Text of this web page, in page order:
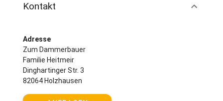
Kontakt
Adresse
Zum Dammerbauer
Familie Heitmeir
Dinghartinger Str. 3
82064 Holzhausen